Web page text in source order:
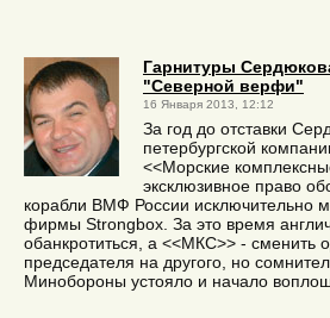
Гарнитуры
"Северной верфи"
16 Января 2013, 12:12
За год до отставки
петербургской
<<Морские
эксклюзивное право
корабли ВМФ России исключительно
фирмы Strongbox. За это время
обанкротиться, а <<МКС>> - сменить
председателя на другого, но
Минобороны устояло и начало